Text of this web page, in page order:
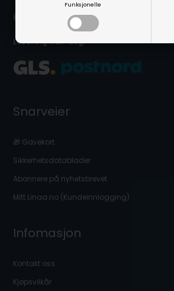
Funksjonelle
Levering nær deg:
Snarveier
🎁 Gavekort
Sikkerhetsdatablader
Abonnere på nyhetsbrevet
Mitt Linaa.no (Kundeinnlogging)
Infomasjon
Kontakt oss
Kjøpsvilkår